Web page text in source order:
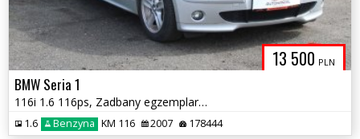
13 500 PLN
BMW Seria 1
116i 1.6 116ps, Zadbany egzemplarz, Serwisowana
1.6 Benzyna KM 116 2007 178444